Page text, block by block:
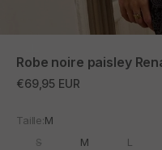
Robe noire paisley
Prix promotionnel
€69,95 EUR
Taille:M
S M L